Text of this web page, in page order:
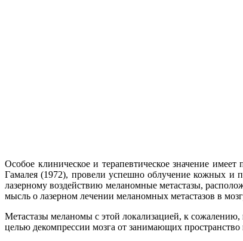
Особое клиническое и терапевтическое значение
Гамалея (1972), провели успешно облучение кожных и
лазерному воздействию меланомные метастазы,
мысль о лазерном лечении меланомных метастазов в
Метастазы меланомы с этой локализацией, к
целью декомпрессии мозга от занимающих пространство